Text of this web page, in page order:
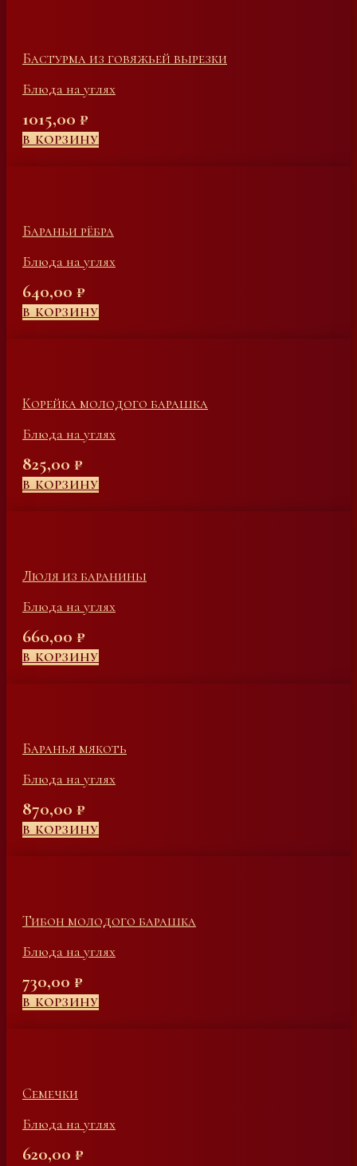
Бастурма из говяжьей вырезки
Блюда на углях
1015,00 ₽
В КОРЗИНУ
Бараньи рёбра
Блюда на углях
640,00 ₽
В КОРЗИНУ
Корейка молодого барашка
Блюда на углях
825,00 ₽
В КОРЗИНУ
Люля из баранины
Блюда на углях
660,00 ₽
В КОРЗИНУ
Баранья мякоть
Блюда на углях
870,00 ₽
В КОРЗИНУ
Тибон молодого барашка
Блюда на углях
730,00 ₽
В КОРЗИНУ
Семечки
Блюда на углях
620,00 ₽